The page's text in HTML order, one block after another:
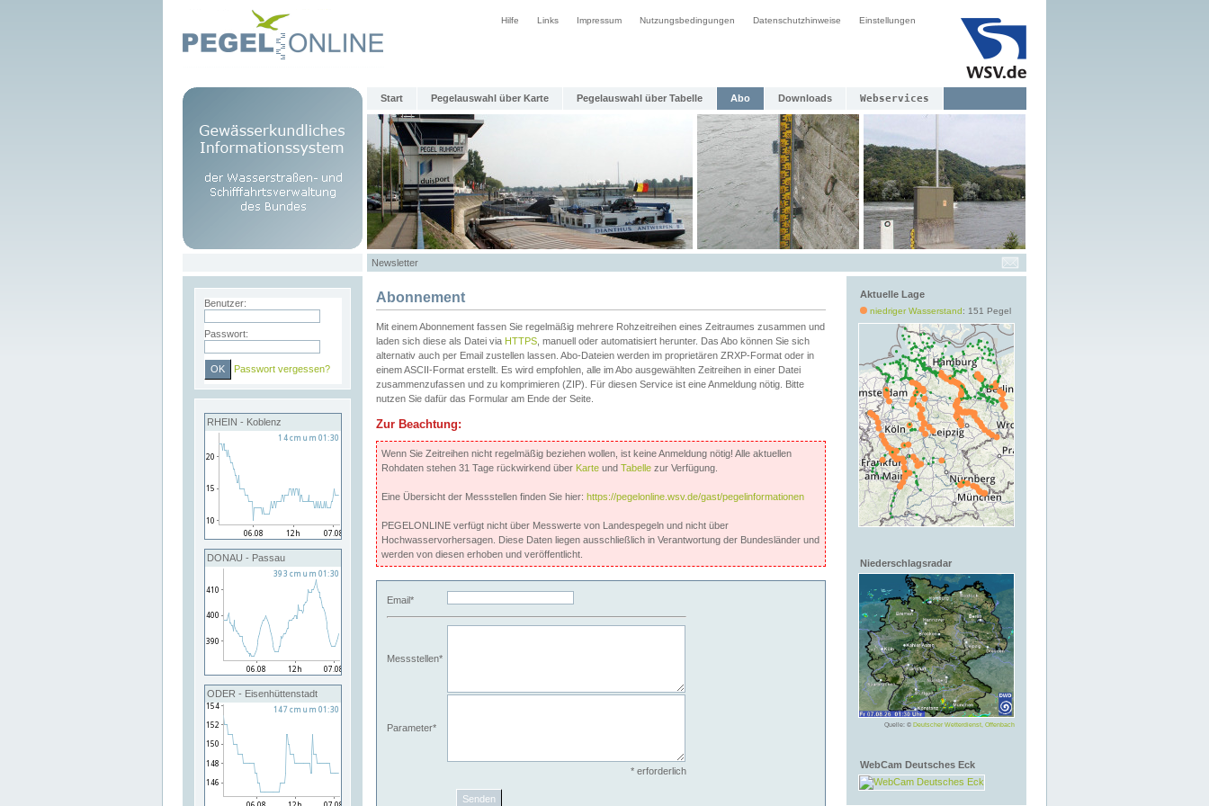
Hilfe Links Impressum Nutzungsbedingungen Datenschutzhinweise Einstellungen
Start Pegelauswahl über Karte Pegelauswahl über Tabelle Abo Downloads Webservices
Newsletter
Benutzer:
Passwort:
Passwort vergessen?
RHEIN - Koblenz
DONAU - Passau
ODER - Eisenhüttenstadt
Aktuelle Lage
niedriger Wasserstand: 151 Pegel
Niederschlagsradar
Quelle: © Deutscher Wetterdienst, Offenbach
WebCam Deutsches Eck
Abonnement
Mit einem Abonnement fassen Sie regelmäßig mehrere Rohzeitreihen eines Zeitraumes zusammen und
laden sich diese als Datei via HTTPS , manuell oder automatisiert herunter. Das Abo können Sie sich
alternativ auch per Email zustellen lassen. Abo-Dateien werden im proprietären ZRXP-Format oder in
einem ASCII-Format erstellt. Es wird empfohlen, alle im Abo ausgewählten Zeitreihen in einer Datei
zusammenzufassen und zu komprimieren (ZIP). Für diesen Service ist eine Anmeldung nötig. Bitte
nutzen Sie dafür das Formular am Ende der Seite.
Zur Beachtung:
Wenn Sie Zeitreihen nicht regelmäßig beziehen wollen, ist keine Anmeldung nötig! Alle aktuellen
Rohdaten stehen 31 Tage rückwirkend über Karte und Tabelle zur Verfügung.
Eine Übersicht der Messstellen finden Sie hier: https://pegelonline.wsv.de/gast/pegelinformationen
PEGELONLINE verfügt nicht über Messwerte von Landespegeln und nicht über
Hochwasservorhersagen. Diese Daten liegen ausschließlich in Verantwortung der Bundesländer und
werden von diesen erhoben und veröffentlicht.
Email*
Messstellen*
Parameter*
* erforderlich